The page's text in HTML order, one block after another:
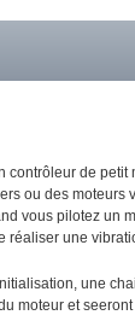
contrôleur de
ou des
vous pilotez un
réaliser une
une
moteur et